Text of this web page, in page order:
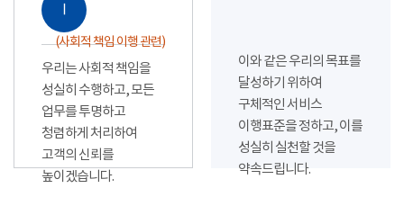
Ⅰ
(사회적 책임 이행 관련)
우리는 사회적 책임을
성실히 수행하고, 모든
업무를 투명하고
청렴하게 처리하여
고객의 신뢰를
높이겠습니다.
이와 같은 우리의 목표를
달성하기 위하여
구체적인 서비스
이행표준을 정하고, 이를
성실히 실천할 것을
약속드립니다.